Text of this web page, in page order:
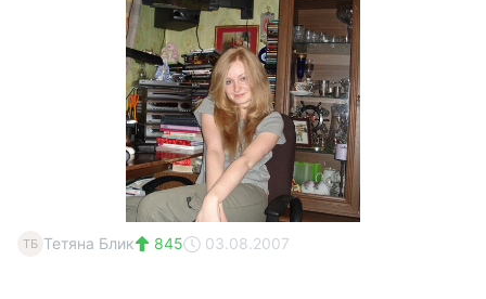
ТБ Тетяна Блик 845 03.08.2007